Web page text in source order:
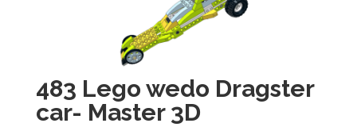
483 Lego wedo Dragster
car- Master 3D